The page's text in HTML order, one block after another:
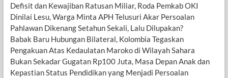
Defisit dan Kewajiban Ratusan Miliar, Roda Pemkab OKI
Dinilai Lesu, Warga Minta APH Telusuri Akar Persoalan
Pahlawan Dikenang Setahun Sekali, Lalu Dilupakan?
Babak Baru Hubungan Bilateral, Kolombia Tegaskan
Pengakuan Atas Kedaulatan Maroko di Wilayah Sahara
Bukan Sekadar Gugatan Rp100 Juta, Masa Depan Anak dan
Kepastian Status Pendidikan yang Menjadi Persoalan